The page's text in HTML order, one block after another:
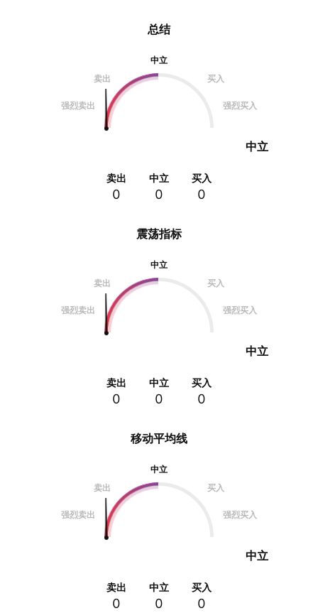
震荡指标
中立
卖出
买入
强烈卖出 强烈买入
中立
卖出
0
中立
0
买入
0
总结
中立
卖出
买入
强烈卖出 强烈买入
中立
卖出
0
中立
0
买入
0
移动平均线
中立
卖出
买入
强烈卖出 强烈买入
中立
卖出
0
中立
0
买入
0